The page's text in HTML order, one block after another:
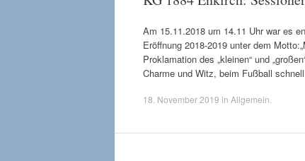
Am 15.11.2018 um 14.11 Uhr war es
Eröffnung 2018-2019 unter dem
Proklamation des „kleinen“ und
Charme und Witz, beim Fußball
18. November 2019 in Allgemein